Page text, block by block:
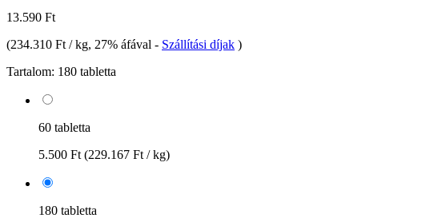
13.590 Ft
(234.310 Ft / kg, 27% áfával - Szállítási díjak )
Tartalom: 180 tabletta
60 tabletta
5.500 Ft (229.167 Ft / kg)
180 tabletta